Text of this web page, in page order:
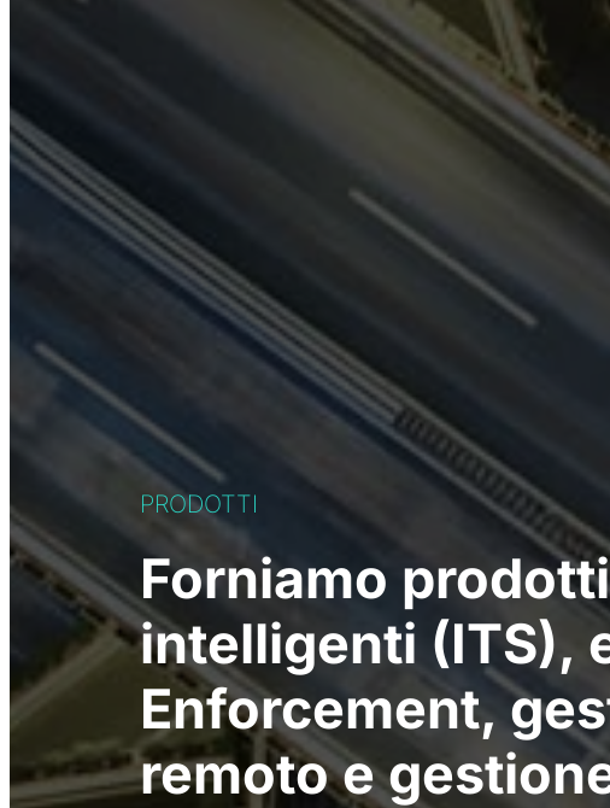
PRODOTTI
Forniamo
intelligenti (ITS),
Enforcement,
remoto e